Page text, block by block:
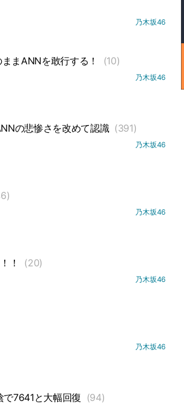
乃木坂46
まANNを敢行する！ (10)
乃木坂46
の悲惨さを改めて認識 (391)
乃木坂46
乃木坂46
！ (20)
乃木坂46
乃木坂46
で7641と大幅回復 (94)